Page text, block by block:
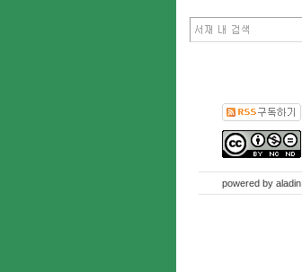
powered by aladin